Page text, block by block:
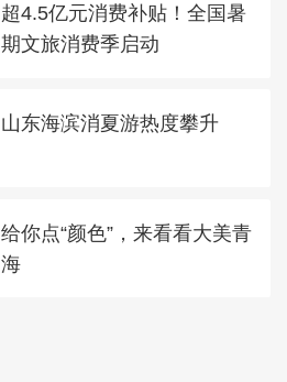
超4.5亿元消费补贴！全国暑
期文旅消费季启动
山东海滨消夏游热度攀升
给你点“颜色”，来看看大美青
海